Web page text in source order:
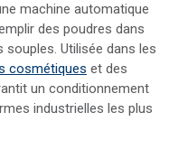
machine automatique
des poudres dans
Utilisée dans les
cosmétiques et des
un conditionnement
industrielles les plus